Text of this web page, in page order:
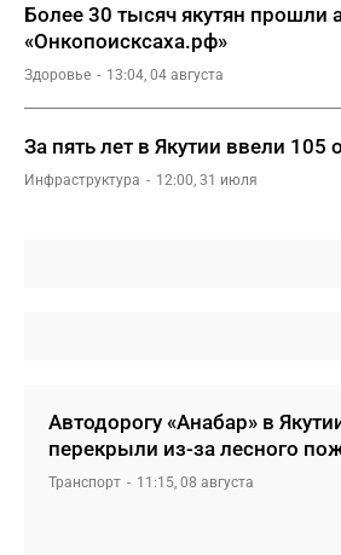
Более 30 тысяч якутян прошли
«Онкопоисксаха.рф»
Здоровье 13:04, 04 августа
За пять лет в Якутии ввели
Инфраструктура 12:00, 31 июля
Автодорогу «Анабар» в
перекрыли из-за лесного
Транспорт 11:15, 08 августа